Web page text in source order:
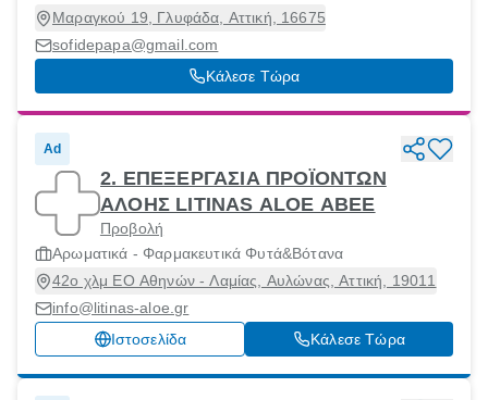
Μαραγκού 19, Γλυφάδα, Αττική, 16675
sofidepapa@gmail.com
Κάλεσε Τώρα
Ad
2. ΕΠΕΞΕΡΓΑΣΙΑ ΠΡΟΪΟΝΤΩΝ
ΑΛΟΗΣ LITINAS ALOE ΑΒΕΕ
Προβολή
Αρωματικά - Φαρμακευτικά Φυτά&Βότανα
42ο χλμ ΕΟ Αθηνών - Λαμίας, Αυλώνας, Αττική, 19011
info@litinas-aloe.gr
Ιστοσελίδα
Κάλεσε Τώρα